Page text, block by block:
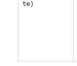
te)